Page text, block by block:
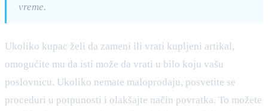
vreme.
Ukoliko kupac želi da zameni ili vrati kupljeni artikal,
omogućite mu da isti može da vrati u bilo koju vašu
poslovnicu. Ukoliko nemate maloprodaju, posvetite se
proceduri u potpunosti i olakšajte način povratka. To možete